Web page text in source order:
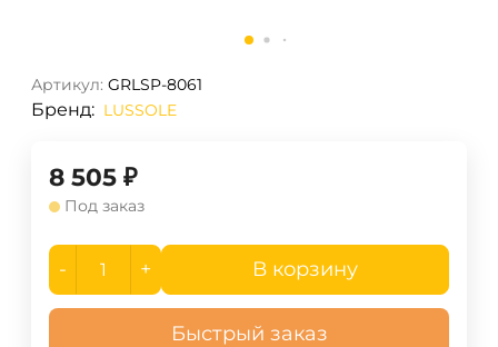
Артикул: GRLSP-8061
Бренд: LUSSOLE
8 505 ₽
Под заказ
- + В корзину
Быстрый заказ